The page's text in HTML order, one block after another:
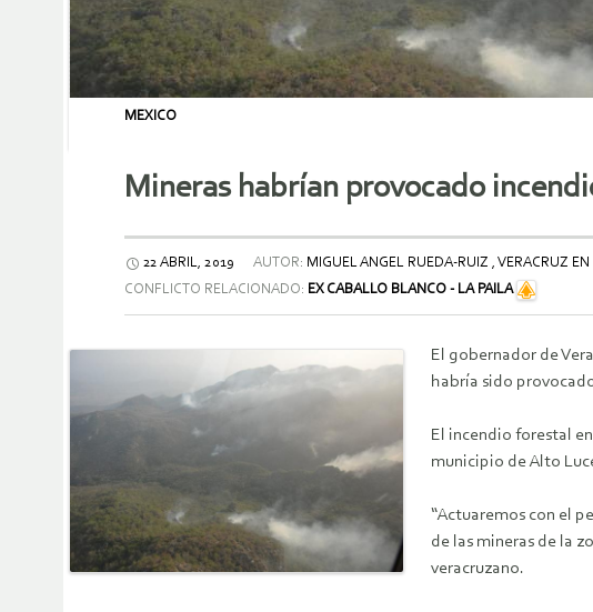
MEXICO
Mineras habrían provocado
22 ABRIL, 2019 AUTOR: MIGUEL ANGEL RUEDA-RUIZ , VERACRUZ EN
CONFLICTO RELACIONADO: EX CABALLO BLANCO - LA PAILA
El gobernador de
habría sido
El incendio forestal
municipio de Alto
“Actuaremos con el
de las mineras de la
veracruzano.